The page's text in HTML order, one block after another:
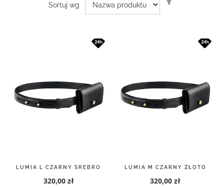
Sortuj wg
LUMIA L CZARNY SREBRO
320,00 zł
LUMIA M CZARNY ZŁOTO
320,00 zł